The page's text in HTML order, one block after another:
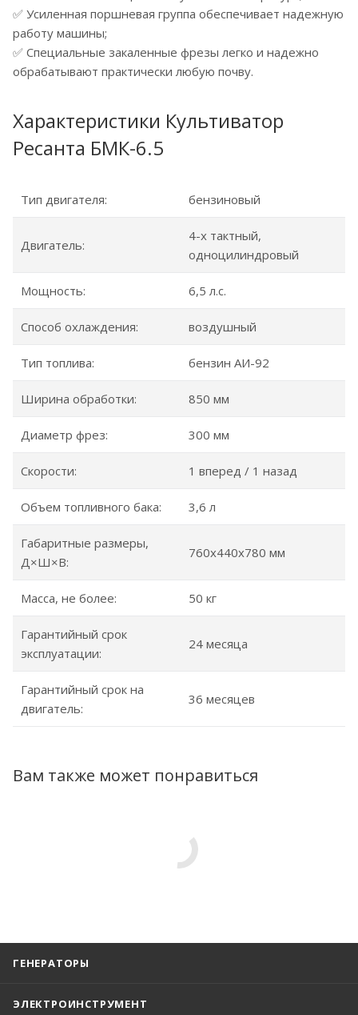
✅ Усиленная поршневая группа обеспечивает надежную
работу машины;
✅ Специальные закаленные фрезы легко и надежно
обрабатывают практически любую почву.
Характеристики Культиватор
Ресанта БМК-6.5
Тип двигателя: бензиновый
Двигатель:
4-х тактный,
одноцилиндровый
Мощность: 6,5 л.с.
Способ охлаждения: воздушный
Тип топлива: бензин АИ-92
Ширина обработки: 850 мм
Диаметр фрез: 300 мм
Скорости: 1 вперед / 1 назад
Объем топливного бака: 3,6 л
Габаритные размеры,
Д×Ш×В:
760x440x780 мм
Масса, не более: 50 кг
Гарантийный срок
эксплуатации:
24 месяца
Гарантийный срок на
двигатель:
36 месяцев
Вам также может понравиться
ГЕНЕРАТОРЫ
ЭЛЕКТРОИНСТРУМЕНТ